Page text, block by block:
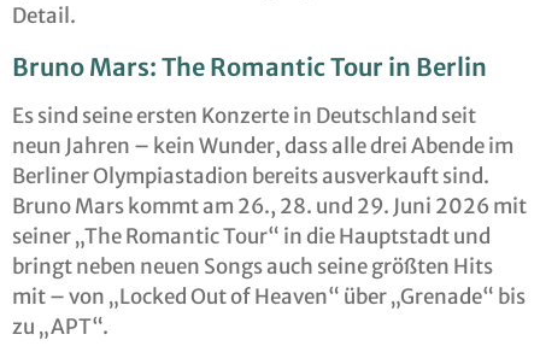
Detail.
Bruno Mars: The Romantic Tour in Berlin
Es sind seine ersten Konzerte in Deutschland seit
neun Jahren – kein Wunder, dass alle drei Abende im
Berliner Olympiastadion bereits ausverkauft sind.
Bruno Mars kommt am 26., 28. und 29. Juni 2026 mit
seiner „The Romantic Tour“ in die Hauptstadt und
bringt neben neuen Songs auch seine größten Hits
mit – von „Locked Out of Heaven“ über „Grenade“ bis
zu „APT“.